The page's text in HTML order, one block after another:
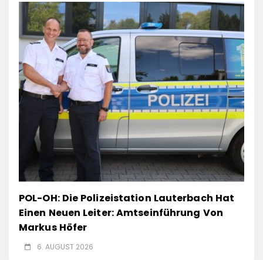
POL-OH: Die Polizeistation Lauterbach Hat
Einen Neuen Leiter: Amtseinführung Von
Markus Höfer
6. AUGUST 2026